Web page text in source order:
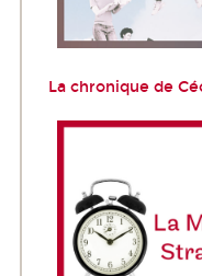
La chronique de